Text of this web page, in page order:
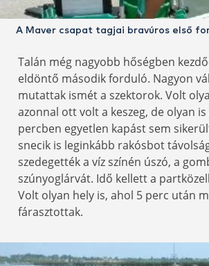
A Maver csapat tagjai bravúros első
Talán még nagyobb hőségben
eldöntő második forduló. Nagyon
mutattak ismét a szektorok. Volt
azonnal ott volt a keszeg, de olyan
percben egyetlen kapást sem
snecik is leginkább rakósbot
szedegették a víz színén úszó, a
szúnyoglárvát. Idő kellett a
Volt olyan hely is, ahol 5 perc után
fárasztottak.